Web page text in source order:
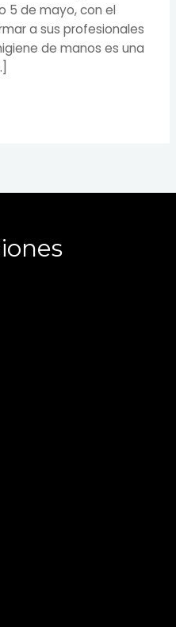
5 de mayo, con el
a sus profesionales
de manos es una